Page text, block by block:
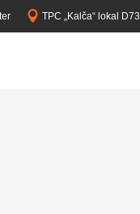
TPC „Kalča“ lokal D73